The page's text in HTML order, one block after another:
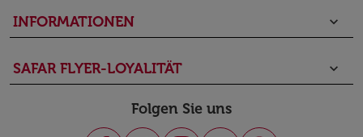
INFORMATIONEN keyboard_arrow_down
SAFAR FLYER-LOYALITÄT keyboard_arrow_down
Folgen Sie uns